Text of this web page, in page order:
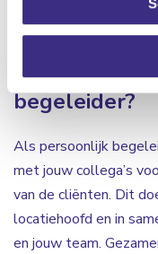
verschil voor de
Wat doet
begeleider?
Als persoonlijk
met jouw collega’s
van de cliënten. Dit
locatiehoofd en in
en jouw team.